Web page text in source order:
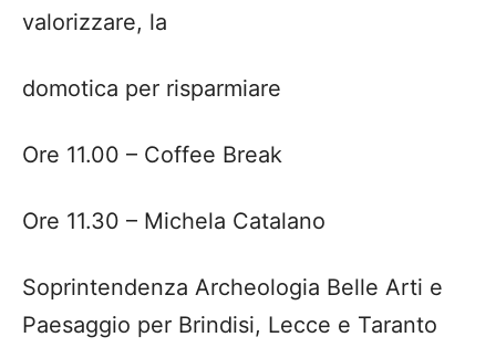
valorizzare, la
domotica per risparmiare
Ore 11.00 – Coffee Break
Ore 11.30 – Michela Catalano
Soprintendenza Archeologia Belle Arti e
Paesaggio per Brindisi, Lecce e Taranto